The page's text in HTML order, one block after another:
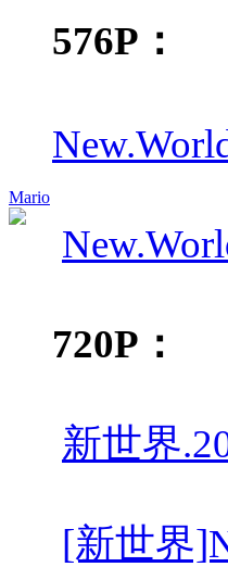
Mario
576P：
720P：
新世界
[新世界